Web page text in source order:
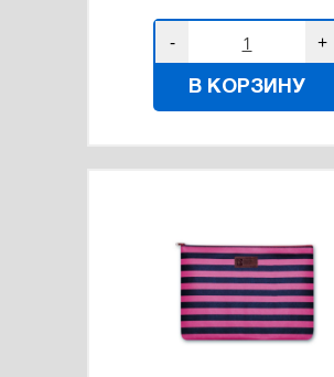
- +
В КОРЗИНУ